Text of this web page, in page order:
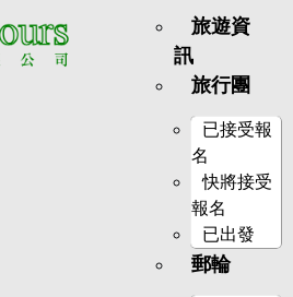
旅遊資
訊
旅行團
已接受報
名
快將接受
報名
已出發
郵輪